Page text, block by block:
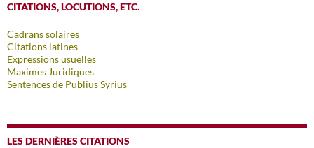
CITATIONS, LOCUTIONS, ETC.
Cadrans solaires
Citations latines
Expressions usuelles
Maximes Juridiques
Sentences de Publius Syrius
LES DERNIÈRES CITATIONS